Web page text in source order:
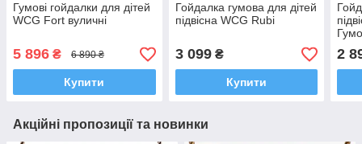
Гумові гойдалки для дітей
WCG Fort вуличні
5 896 ₴ 6 890 ₴
Купити
Гойдалка гумова для дітей
підвісна WCG Rubi
3 099₴
Купити
2
Акційні пропозиції та новинки